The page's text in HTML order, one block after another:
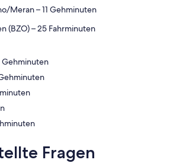
Meran – 11 Gehminuten
(BZO) – 25 Fahrminuten
Principe - ‬5 Gehminuten
Sieben - ‬3 Gehminuten
‬3 Gehminuten
- ‬5 Gehminuten
Fragen